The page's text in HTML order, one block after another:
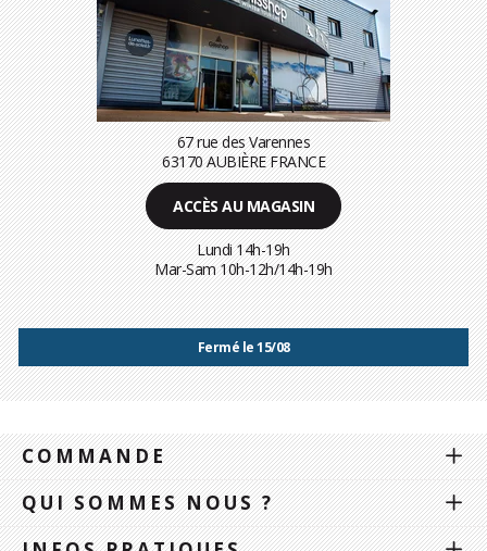
67 rue des Varennes
63170 AUBIÈRE FRANCE
ACCÈS AU MAGASIN
Lundi 14h-19h
Mar-Sam 10h-12h/14h-19h
Fermé le 15/08
COMMANDE
QUI SOMMES NOUS ?